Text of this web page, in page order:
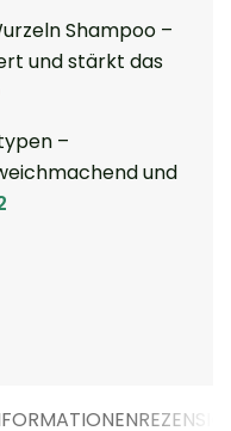
Shampoo –
und stärkt das
–
und